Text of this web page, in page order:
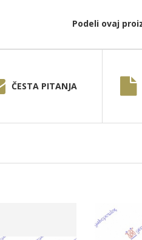
Podeli ovaj
ČESTA PITANJA